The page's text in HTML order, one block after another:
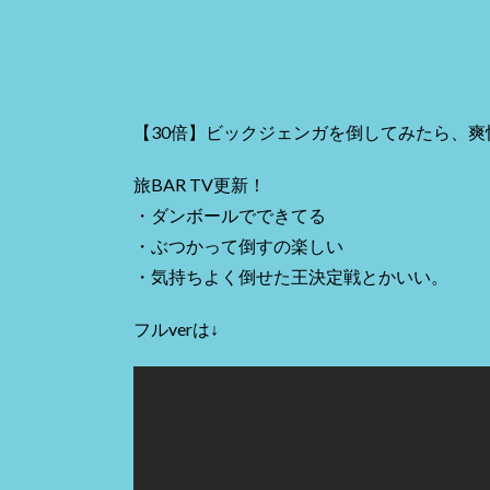
【30倍】ビックジェンガを倒してみたら、爽
旅BAR TV更新！
・ダンボールでできてる
・ぶつかって倒すの楽しい
・気持ちよく倒せた王決定戦とかいい。
フルverは↓